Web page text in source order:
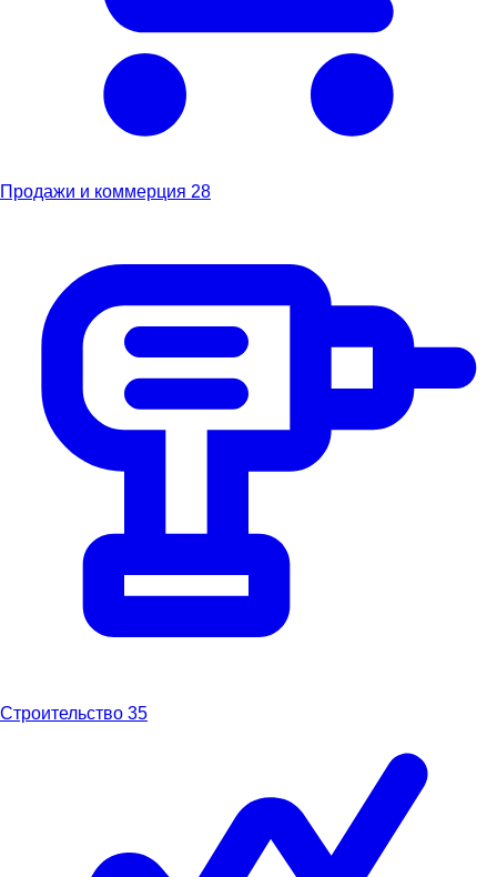
Продажи и коммерция 28
Строительство 35